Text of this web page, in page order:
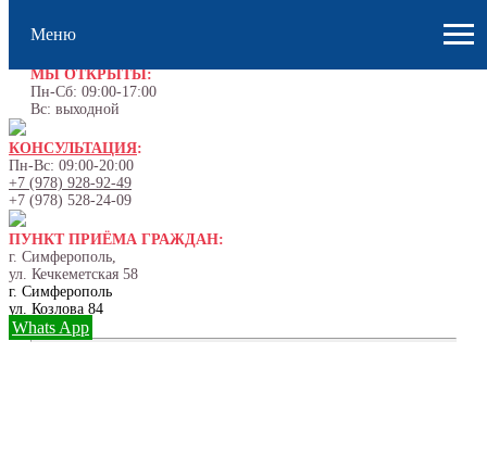
МЫ ОТКРЫТЫ:
Пн-Сб: 09:00-17:00
Вс: выходной
КОНСУЛЬТАЦИЯ:
Пн-Вс: 09:00-20:00
+7 (978) 928-92-49
+7 (978) 528-24-09
ПУНКТ ПРИЁМА ГРАЖДАН:
г. Симферополь,
ул. Кечкеметская 58
г. Симферополь
ул. Козлова 84
Whats App
Меню